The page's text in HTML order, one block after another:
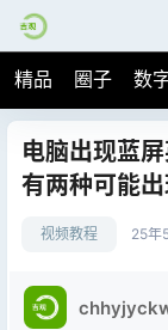
精品 圈子 数
电脑出现蓝
有两种可能出
视频教程 25年